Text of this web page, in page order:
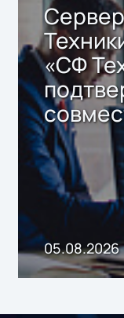
«СФ
05.08.2026